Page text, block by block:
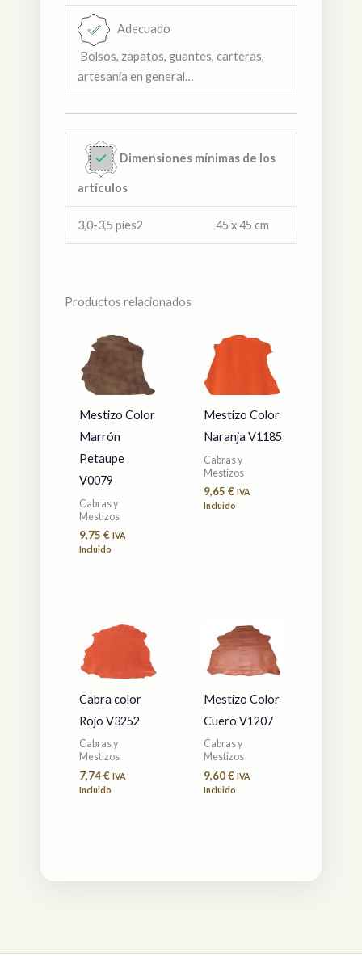
Adecuado
Bolsos, zapatos, guantes, carteras,
artesanía en general…
Dimensiones mínimas de los
artículos
3,0-3,5 pies2 45 x 45 cm
Productos relacionados
Mestizo Color
Marrón
Petaupe
V0079
Cabras y
Mestizos
9,75 € IVA
Incluido
Mestizo Color
Naranja V1185
Cabras y
Mestizos
9,65 € IVA
Incluido
Cabra color
Rojo V3252
Cabras y
Mestizos
7,74€ IVA
Incluido
Mestizo Color
Cuero V1207
Cabras y
Mestizos
9,60€ IVA
Incluido